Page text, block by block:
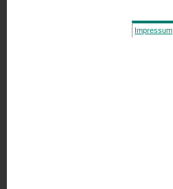
Impressum